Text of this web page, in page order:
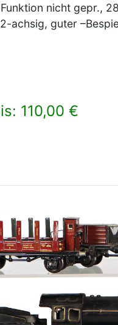
nicht gepr.,
achsig, guter
110,00 €